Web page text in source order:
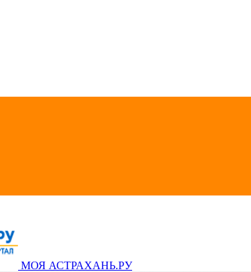
МОЯ АСТРАХАНЬ.РУ